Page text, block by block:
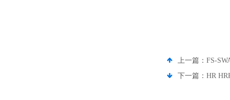
上一篇： FS-
下一篇： HR